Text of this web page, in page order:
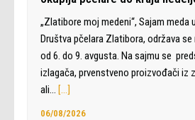
„Zlatibore moj medeni“, Sajam meda
Društva pčelara Zlatibora, održava
od 6. do 9. avgusta. Na sajmu se
izlagača, prvenstveno proizvođači iz
ali… […]
06/08/2026